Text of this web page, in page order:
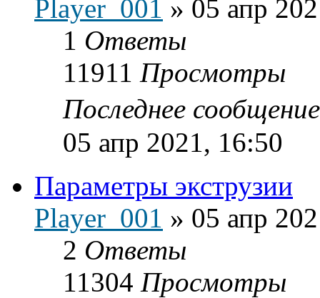
Player_001 » 05 апр
1 Ответы
11911 Просмотры
Последнее
05 апр 2021, 16:50
Параметры экструзии
Player_001 » 05 апр
2 Ответы
11304 Просмотры